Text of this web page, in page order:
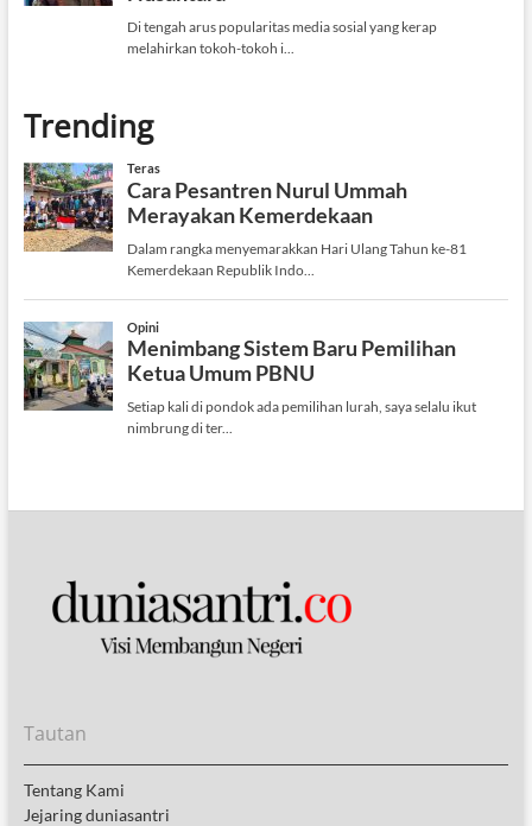
Trending
Tautan
Tentang Kami
Jejaring duniasantri